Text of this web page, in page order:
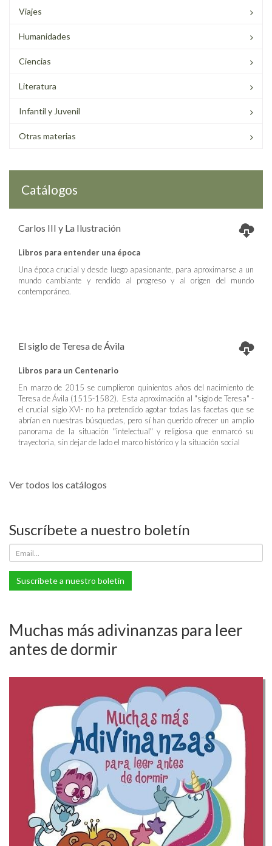
Viajes
Humanidades
Ciencias
Literatura
Infantil y Juvenil
Otras materias
Catálogos
Carlos III y La Ilustración
Libros para entender una época
Una época crucial y desde luego apasionante, para aproximarse a un
mundo cambiante y rendido al progreso y al origen del mundo
contemporáneo.
El siglo de Teresa de Ávila
Libros para un Centenario
En marzo de 2015 se cumplieron quinientos años del nacimiento de
Teresa de Ávila (1515-1582). Esta aproximación al "siglo de Teresa" -
el crucial siglo XVI- no ha pretendido agotar todas las facetas que se
abrían en nuestras búsquedas, pero sí han querido ofrecer un amplio
panorama de la situación "intelectual" y religiosa que enmarcó su
trayectoria, sin dejar de lado el marco histórico y la situación social
Ver todos los catálogos
Suscríbete a nuestro boletín
Suscríbete a nuestro boletín
Muchas más adivinanzas para leer
antes de dormir